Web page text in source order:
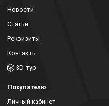
Новости
Статьи
Реквизиты
Контакты
3D-тур
Покупателю
Личный кабинет